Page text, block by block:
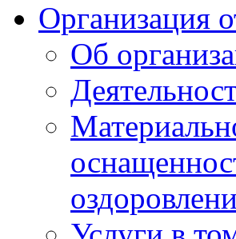
Организация
Об